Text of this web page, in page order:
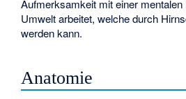
Aufmerksamkeit mit einer
Umwelt arbeitet, welche durch
werden kann.
Anatomie